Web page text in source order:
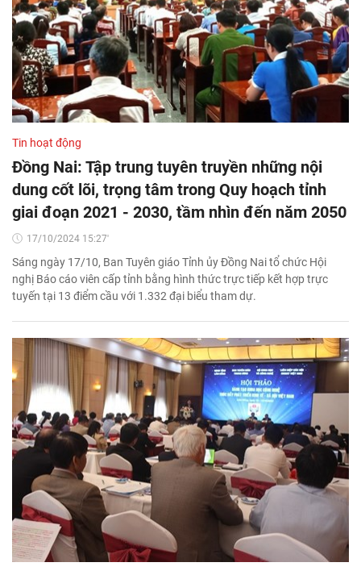
Tin hoạt động
Đồng Nai: Tập trung tuyên truyền những nội
dung cốt lõi, trọng tâm trong Quy hoạch tỉnh
giai đoạn 2021 - 2030, tầm nhìn đến năm 2050
17/10/2024 15:27'
Sáng ngày 17/10, Ban Tuyên giáo Tỉnh ủy Đồng Nai tổ chức Hội
nghị Báo cáo viên cấp tỉnh bằng hình thức trực tiếp kết hợp trực
tuyến tại 13 điểm cầu với 1.332 đại biểu tham dự.